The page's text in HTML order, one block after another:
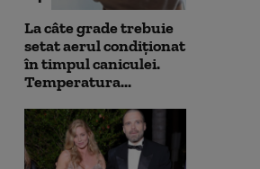
La câte grade trebuie
setat aerul condiționat
în timpul caniculei.
Temperatura...